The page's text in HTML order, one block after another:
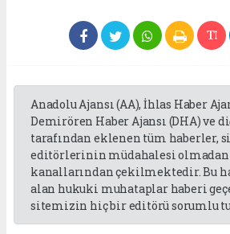
Anadolu Ajansı (AA), İhlas Haber
Demirören Haber Ajansı (DHA) ve
tarafından eklenen tüm haberler,
editörlerinin müdahalesi olmadan
kanallarından çekilmektedir. Bu
alan hukuki muhataplar haberi
sitemizin hiç bir editörü sorumlu